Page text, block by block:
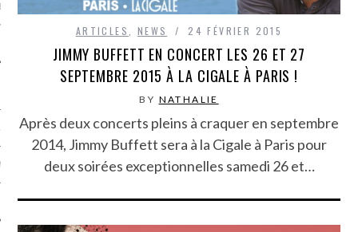
ARTICLES NEWS 24 FÉVRIER 2015
JIMMY BUFFETT EN CONCERT LES 26 ET 27
BY NATHALIE
Après deux concerts pleins à craquer en septembre
2014, Jimmy Buffett sera à la Cigale à Paris pour
deux soirées exceptionnelles samedi 26 et…